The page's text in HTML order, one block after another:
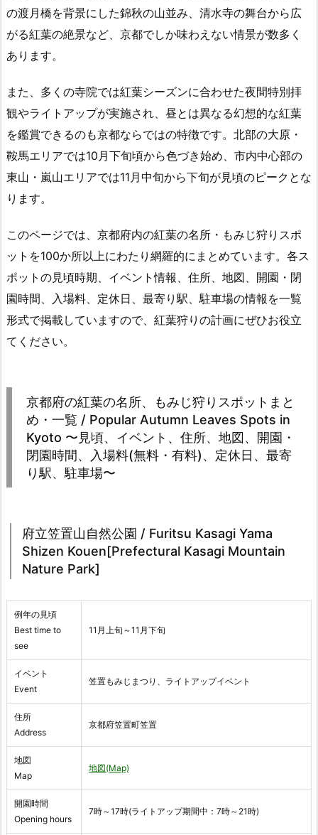
の渡月橋を背景にした錦秋の山並み、清水寺の舞台から広
がる紅葉の絶景など、京都でしか味わえない情景が数多く
あります。
また、多くの寺院では紅葉シーズンに合わせた夜間特別拝
観やライトアップが実施され、昼とは異なる幻想的な紅葉
を鑑賞できるのも京都ならではの特徴です。北部の大原・
鞍馬エリアでは10月下旬頃から色づき始め、市内中心部の
東山・嵐山エリアでは11月中旬から下旬が見頃のピークとな
ります。
このページでは、京都府内の紅葉の名所・もみじ狩りスポ
ットを100か所以上にわたり網羅的にまとめています。各ス
ポットの見頃時期、イベント情報、住所、地図、開園・閉
園時間、入場料、定休日、最寄り駅、駐車場の情報を一覧
形式で掲載していますので、紅葉狩りの計画にぜひお役立
てください。
京都府の紅葉の名所、もみじ狩りスポットまと
め・一覧 / Popular Autumn Leaves Spots in
Kyoto 〜見頃、イベント、住所、地図、開園・
閉園時間、入場料(無料・有料)、定休日、最寄
り駅、駐車場〜
府立笠置山自然公園 / Furitsu Kasagi Yama
Shizen Kouen[Prefectural Kasagi Mountain
Nature Park]
例年の見頃
Best time to
see
11月上旬～11月下旬
イベント
Event
笠置もみじまつり、ライトアップイベント
住所
Address
京都府笠置町笠置
地図
Map
地図(Map)
開園時間
Opening hours
7時～17時(ライトアップ期間中：7時～21時)